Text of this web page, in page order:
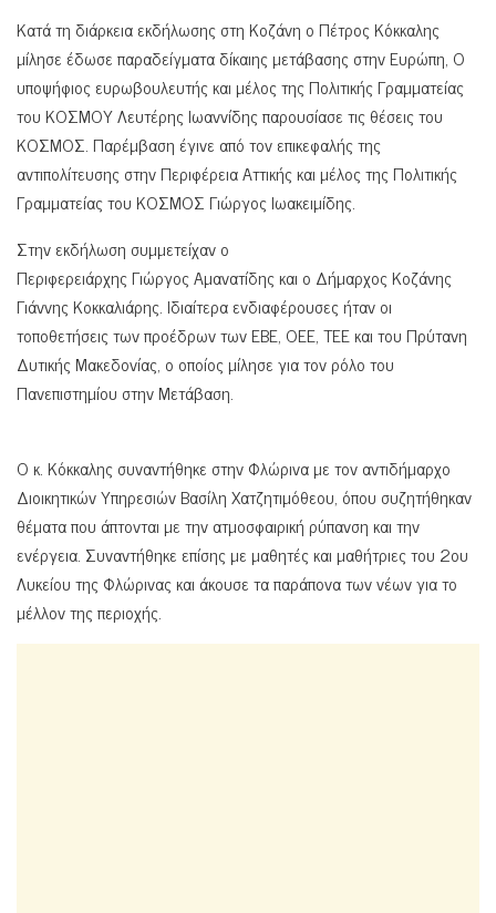
Κατά τη διάρκεια εκδήλωσης στη Κοζάνη ο Πέτρος Κόκκαλης
μίλησε έδωσε παραδείγματα δίκαιης μετάβασης στην Ευρώπη, Ο
υποψήφιος ευρωβουλευτής και μέλος της Πολιτικής Γραμματείας
του ΚΟΣΜΟΥ Λευτέρης Ιωαννίδης παρουσίασε τις θέσεις του
ΚΟΣΜΟΣ. Παρέμβαση έγινε από τον επικεφαλής της
αντιπολίτευσης στην Περιφέρεια Αττικής και μέλος της Πολιτικής
Γραμματείας του ΚΟΣΜΟΣ Γιώργος Ιωακειμίδης.
Στην εκδήλωση συμμετείχαν ο
Περιφερειάρχης Γιώργος Αμανατίδης και ο Δήμαρχος Κοζάνης
Γιάννης Κοκκαλιάρης. Ιδιαίτερα ενδιαφέρουσες ήταν οι
τοποθετήσεις των προέδρων των ΕΒΕ, ΟΕΕ, ΤΕΕ και του Πρύτανη
Δυτικής Μακεδονίας, ο οποίος μίλησε για τον ρόλο του
Πανεπιστημίου στην Μετάβαση.
Ο κ. Κόκκαλης συναντήθηκε στην Φλώρινα με τον αντιδήμαρχο
Διοικητικών Υπηρεσιών Βασίλη Χατζητιμόθεου, όπου συζητήθηκαν
θέματα που άπτονται με την ατμοσφαιρική ρύπανση και την
ενέργεια. Συναντήθηκε επίσης με μαθητές και μαθήτριες του 2ου
Λυκείου της Φλώρινας και άκουσε τα παράπονα των νέων για το
μέλλον της περιοχής.